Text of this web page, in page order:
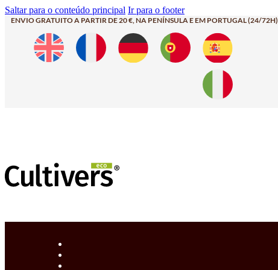
Saltar para o conteúdo principal Ir para o footer
ENVIO GRATUITO A PARTIR DE 20 €, NA PENÍNSULA E EM PORTUGAL (24/72H)